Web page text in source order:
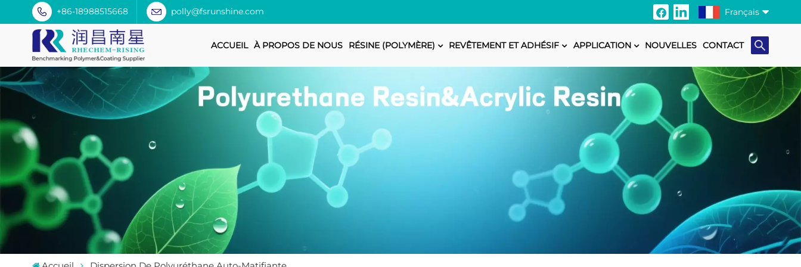
+86-18988515668 polly@fsrunshine.com Français
Français
Italiano
Русский
Español
Português
日本語
Türkçe
ACCUEIL À PROPOS DE NOUS RÉSINE (POLYMÈRE) REVÊTEMENT ET ADHÉSIF APPLICATION NOUVELLES CONTACT